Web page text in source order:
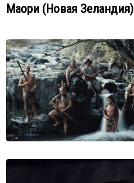
Маори (Новая Зеландия)